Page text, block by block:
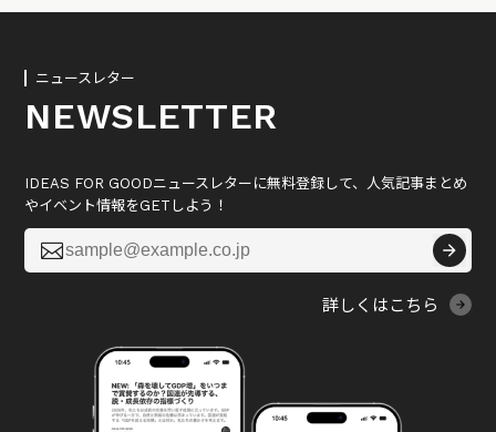
ニュースレター
NEWSLETTER
IDEAS FOR GOODニュースレターに無料登録して、人気記事まとめ
やイベント情報をGETしよう！

詳しくはこちら